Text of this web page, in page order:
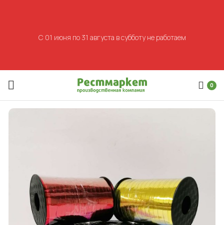
0
С 01 июня по 31 августа в субботу не работаем